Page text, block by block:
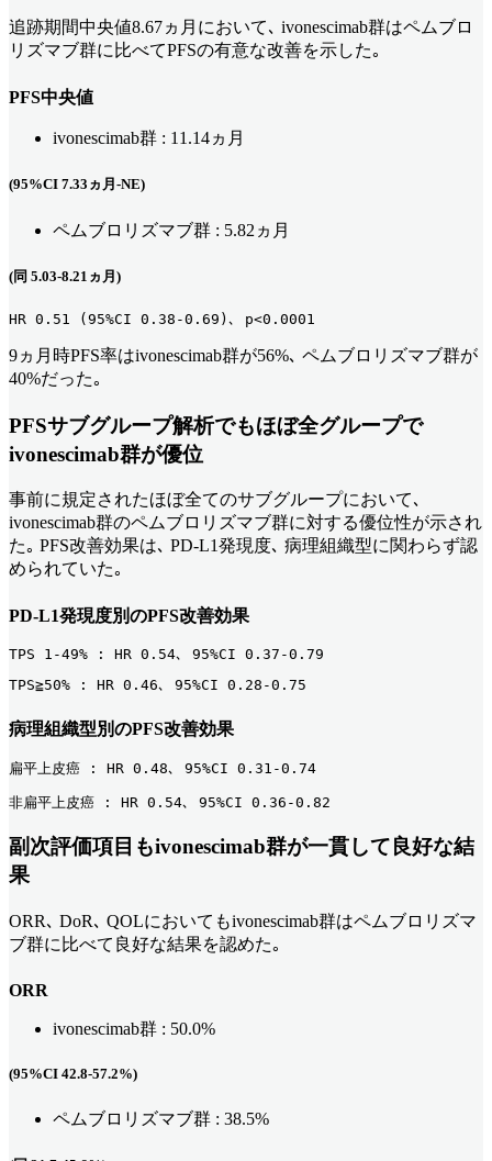
追跡期間中央値8.67ヵ月において､ ivonescimab群はペムブロ
リズマブ群に比べてPFSの有意な改善を示した｡
PFS中央値
ivonescimab群 : 11.14ヵ月
(95%CI 7.33ヵ月-NE)
ペムブロリズマブ群 : 5.82ヵ月
(同 5.03-8.21ヵ月)
HR 0.51 (95%CI 0.38-0.69)､ p<0.0001
9ヵ月時PFS率はivonescimab群が56%､ ペムブロリズマブ群が
40%だった｡
PFSサブグループ解析でもほぼ全グループで
ivonescimab群が優位
事前に規定されたほぼ全てのサブグループにおいて､
ivonescimab群のペムブロリズマブ群に対する優位性が示され
た｡ PFS改善効果は､ PD-L1発現度､ 病理組織型に関わらず認
められていた｡
PD-L1発現度別のPFS改善効果
TPS 1-49% : HR 0.54､ 95%CI 0.37-0.79
TPS≧50% : HR 0.46､ 95%CI 0.28-0.75
病理組織型別のPFS改善効果
扁平上皮癌 : HR 0.48､ 95%CI 0.31-0.74
非扁平上皮癌 : HR 0.54､ 95%CI 0.36-0.82
副次評価項目もivonescimab群が一貫して良好な結
果
ORR､ DoR､ QOLにおいてもivonescimab群はペムブロリズマ
ブ群に比べて良好な結果を認めた｡
ORR
ivonescimab群 : 50.0%
(95%CI 42.8-57.2%)
ペムブロリズマブ群 : 38.5%